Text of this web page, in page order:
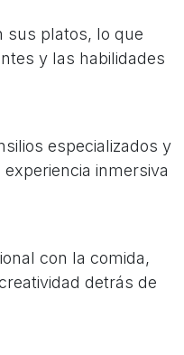
sus platos, lo que
y las habilidades
especializados y
inmersiva
con la comida,
detrás de